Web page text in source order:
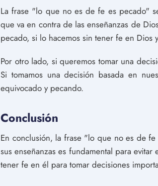
La frase "lo que no es de fe es pecado"
que va en contra de las enseñanzas de
pecado, si lo hacemos sin tener fe en Dios
Por otro lado, si queremos tomar una
Si tomamos una decisión basada en
equivocado y pecando.
Conclusión
En conclusión, la frase "lo que no es de
sus enseñanzas es fundamental para
tener fe en él para tomar decisiones